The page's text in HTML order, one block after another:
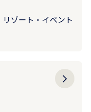
ゾート・イベント